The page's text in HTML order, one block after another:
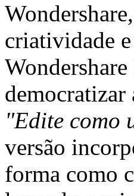
criatividade
"Edite como
versão
forma como